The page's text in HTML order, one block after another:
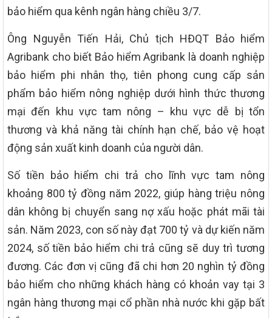
bảo hiểm qua kênh ngân hàng chiều 3/7.
Ông Nguyễn Tiến Hải, Chủ tịch HĐQT Bảo hiểm
Agribank cho biết Bảo hiểm Agribank là doanh nghiệp
bảo hiểm phi nhân thọ, tiên phong cung cấp sản
phẩm bảo hiểm nông nghiệp dưới hình thức thương
mại đến khu vực tam nông – khu vực dễ bị tổn
thương và khả năng tài chính hạn chế, bảo vệ hoạt
động sản xuất kinh doanh của người dân.
Số tiền bảo hiểm chi trả cho lĩnh vực tam nông
khoảng 800 tỷ đồng năm 2022, giúp hàng triệu nông
dân không bị chuyển sang nợ xấu hoặc phát mãi tài
sản. Năm 2023, con số này đạt 700 tỷ và dự kiến năm
2024, số tiền bảo hiểm chi trả cũng sẽ duy trì tương
đương. Các đơn vị cũng đã chi hơn 20 nghìn tỷ đồng
bảo hiểm cho những khách hàng có khoản vay tại 3
ngân hàng thương mại cổ phần nhà nước khi gặp bất